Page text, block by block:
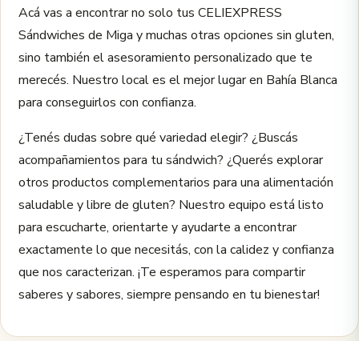
Acá vas a encontrar no solo tus CELIEXPRESS
Sándwiches de Miga y muchas otras opciones sin gluten,
sino también el asesoramiento personalizado que te
merecés. Nuestro local es el mejor lugar en Bahía Blanca
para conseguirlos con confianza.
¿Tenés dudas sobre qué variedad elegir? ¿Buscás
acompañamientos para tu sándwich? ¿Querés explorar
otros productos complementarios para una alimentación
saludable y libre de gluten? Nuestro equipo está listo
para escucharte, orientarte y ayudarte a encontrar
exactamente lo que necesitás, con la calidez y confianza
que nos caracterizan. ¡Te esperamos para compartir
saberes y sabores, siempre pensando en tu bienestar!